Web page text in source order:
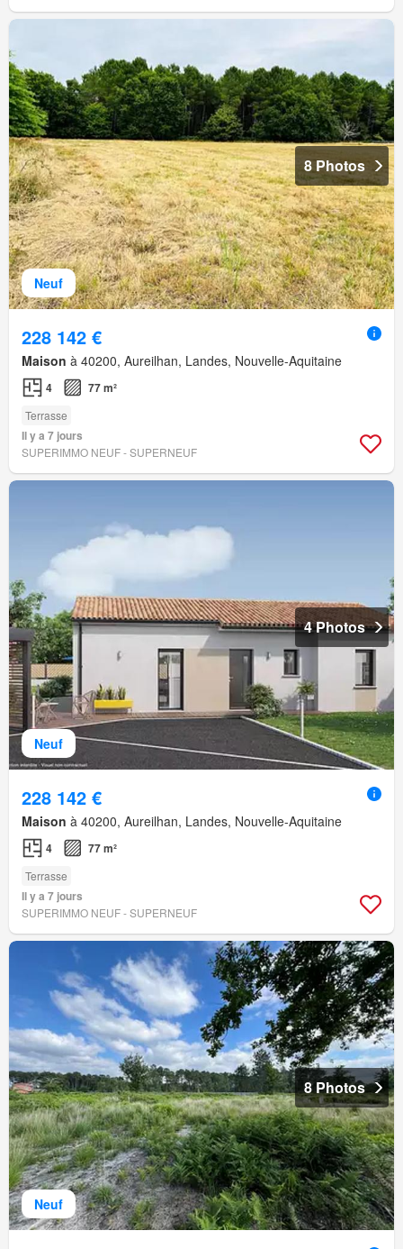
Neuf
8 Photos
228 142 €
Maison à 40200, Aureilhan, Landes, Nouvelle-Aquitaine
4 77 m²
Terrasse
Il y a 7 jours
SUPERIMMO NEUF - SUPERNEUF
Neuf
4 Photos
228 142 €
Maison à 40200, Aureilhan, Landes, Nouvelle-Aquitaine
4 77 m²
Terrasse
Il y a 7 jours
SUPERIMMO NEUF - SUPERNEUF
Neuf
8 Photos